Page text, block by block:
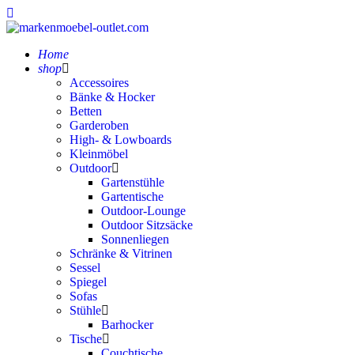
Home
shop
Accessoires
Bänke & Hocker
Betten
Garderoben
High- & Lowboards
Kleinmöbel
Outdoor
Gartenstühle
Gartentische
Outdoor-Lounge
Outdoor Sitzsäcke
Sonnenliegen
Schränke & Vitrinen
Sessel
Spiegel
Sofas
Stühle
Barhocker
Tische